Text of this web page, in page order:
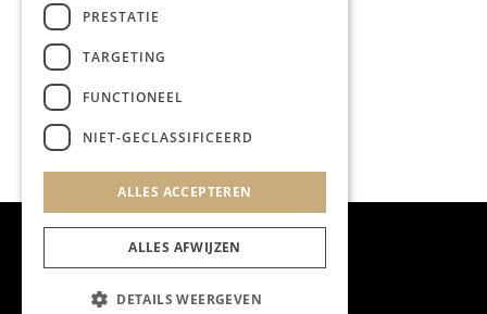
PRESTATIE
TARGETING
FUNCTIONEEL
NIET-GECLASSIFICEERD
ALLES ACCEPTEREN
ALLES AFWIJZEN
DETAILS WEERGEVEN